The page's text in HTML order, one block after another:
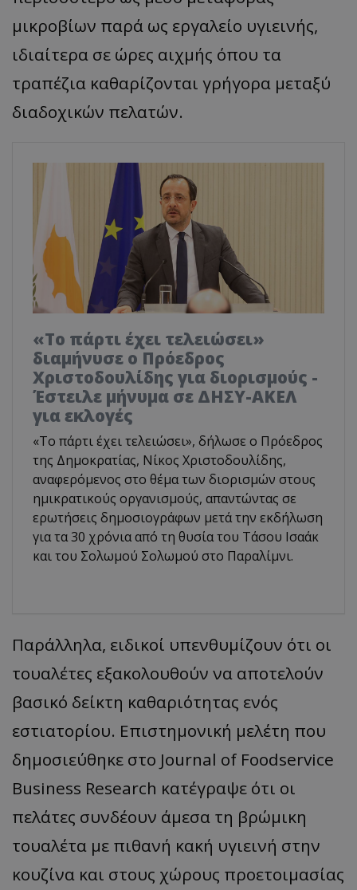
μικροβίων παρά ως εργαλείο υγιεινής,
ιδιαίτερα σε ώρες αιχμής όπου τα
τραπέζια καθαρίζονται γρήγορα μεταξύ
διαδοχικών πελατών.
«Το πάρτι έχει τελειώσει»
διαμήνυσε ο Πρόεδρος
Χριστοδουλίδης για διορισμούς -
Έστειλε μήνυμα σε ΔΗΣΥ-ΑΚΕΛ
για εκλογές
«Το πάρτι έχει τελειώσει», δήλωσε ο Πρόεδρος
της Δημοκρατίας, Νίκος Χριστοδουλίδης,
αναφερόμενος στο θέμα των διορισμών στους
ημικρατικούς οργανισμούς, απαντώντας σε
ερωτήσεις δημοσιογράφων μετά την εκδήλωση
για τα 30 χρόνια από τη θυσία του Τάσου Ισαάκ
και του Σολωμού Σολωμού στο Παραλίμνι.
Παράλληλα, ειδικοί υπενθυμίζουν ότι οι
τουαλέτες εξακολουθούν να αποτελούν
βασικό δείκτη καθαριότητας ενός
εστιατορίου. Επιστημονική μελέτη που
δημοσιεύθηκε στο Journal of Foodservice
Business Research κατέγραψε ότι οι
πελάτες συνδέουν άμεσα τη βρώμικη
τουαλέτα με πιθανή κακή υγιεινή στην
κουζίνα και στους χώρους προετοιμασίας